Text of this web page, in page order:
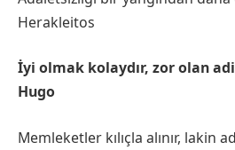
Herakleitos
İyi olmak kolaydır, zor olan
Hugo
Memleketler kılıçla alınır, lakin